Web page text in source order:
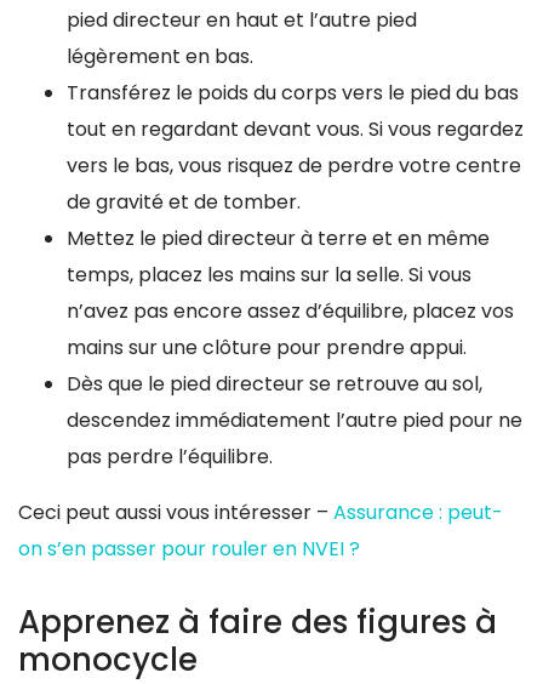
pied directeur en haut et l’autre pied
légèrement en bas.
Transférez le poids du corps vers le pied du bas
tout en regardant devant vous. Si vous regardez
vers le bas, vous risquez de perdre votre centre
de gravité et de tomber.
Mettez le pied directeur à terre et en même
temps, placez les mains sur la selle. Si vous
n’avez pas encore assez d’équilibre, placez vos
mains sur une clôture pour prendre appui.
Dès que le pied directeur se retrouve au sol,
descendez immédiatement l’autre pied pour ne
pas perdre l’équilibre.
Ceci peut aussi vous intéresser – Assurance : peut-
on s’en passer pour rouler en NVEI ?
Apprenez à faire des figures à
monocycle